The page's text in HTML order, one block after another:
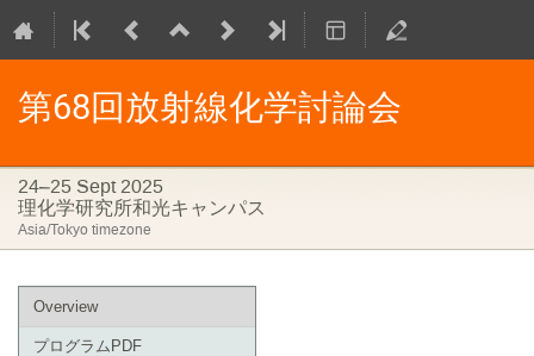
第68回放射線化学討論会
24–25 Sept 2025
理化学研究所和光キャンパス
Asia/Tokyo timezone
Event
menu
Overview
プログラムPDF